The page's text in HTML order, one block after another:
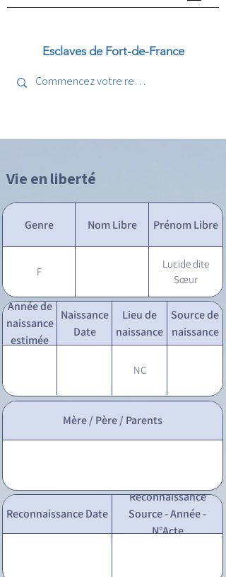
Esclaves de Fort-de-France
Vie en liberté
Genre Nom Libre Prénom Libre
F
Lucide dite
Sœur
Année de
naissance
estimée
Naissance
Date
Lieu de
naissance
Source de
naissance
NC
Mère / Père / Parents
Reconnaissance Date
Reconnaissance
Source - Année -
N°Acte